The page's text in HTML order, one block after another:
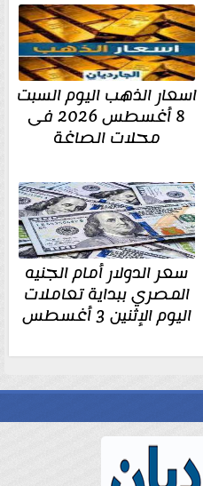
اسعار الذهب اليوم السبت
8 أغسطس 2026 فى
محلات الصاغة
سعر الدولار أمام الجنيه
المصري ببداية تعاملات
اليوم الإثنين 3 أغسطس